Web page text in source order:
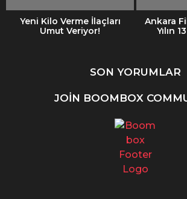
Yeni Kilo Verme İlaçları
Umut Veriyor!
Ankara
Yılın
SON YORUMLAR
JOIN BOOMBOX